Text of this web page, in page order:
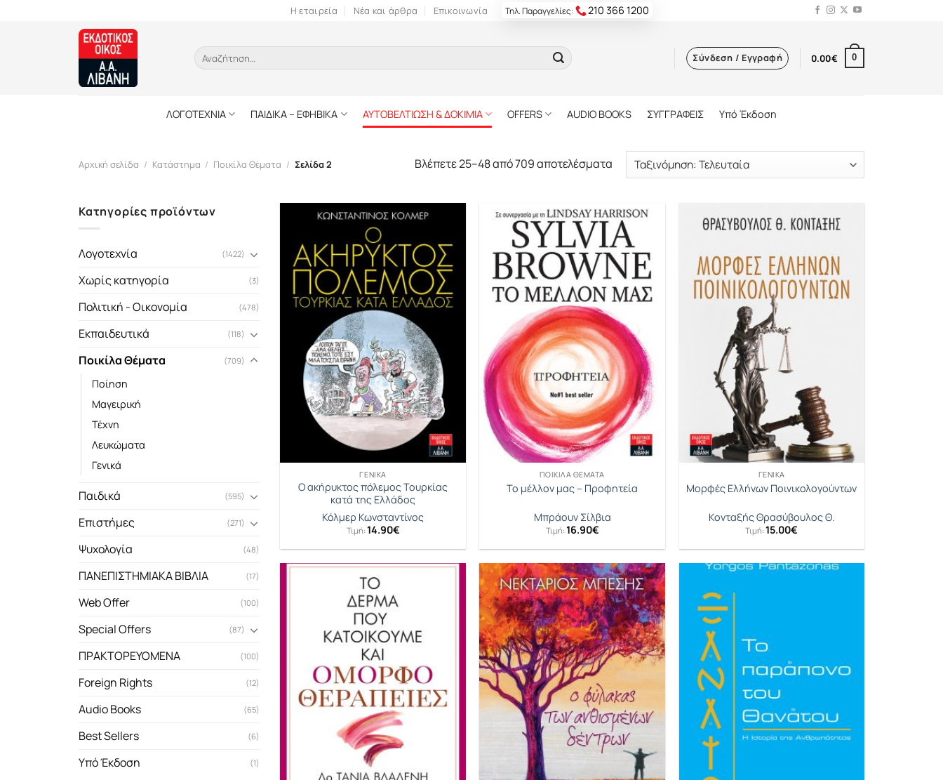
Η εταιρεία Νέα και άρθρα Επικοινωνία Τηλ. Παραγγελίες: 210 366 1200
Αναζήτηση
για:
Σύνδεση / Εγγραφή 0.00€ 0
ΛΟΓΟΤΕΧΝΙΑ ΠΑΙΔΙΚΑ – ΕΦΗΒΙΚΑ ΑΥΤΟΒΕΛΤΙΩΣΗ & ΔΟΚΙΜΙΑ OFFERS AUDIO BOOKS ΣΥΓΓΡΑΦΕΙΣ Υπό Έκδοση
Αρχική σελίδα / Κατάστημα / Ποικίλα Θέματα / Σελίδα 2 Βλέπετε 25–48 από 709 αποτελέσματα
Κατηγορίες προϊόντων
Λογοτεχνία (1422)
Χωρίς κατηγορία (3)
Πολιτική - Οικονομία (478)
Εκπαιδευτικά (118)
Ποικίλα Θέματα (709)
Ποίηση
Μαγειρική
Τέχνη
Λευκώματα
Γενικά
Παιδικά (595)
Επιστήμες (271)
Ψυχολογία (48)
ΠΑΝΕΠΙΣΤΗΜΙΑΚΑ ΒΙΒΛΙΑ (17)
Web Offer (100)
Special Offers (87)
ΠΡΑΚΤΟΡΕΥΟΜΕΝΑ (100)
Foreign Rights (12)
Audio Books (65)
Best Sellers (6)
Υπό Έκδοση (1)
ΓΕΝΙΚΆ
Ο ακήρυκτος πόλεμος Τουρκίας
κατά της Ελλάδος
Κόλμερ Κωνσταντίνος
Τιμή:14.90€
ΠΟΙΚΊΛΑ ΘΈΜΑΤΑ
Το μέλλον μας – Προφητεία
Μπράουν Σίλβια
Τιμή:16.90€
ΓΕΝΙΚΆ
Μορφές Ελλήνων Ποινικολογούντων
Κονταξής Θρασύβουλος Θ.
Τιμή:15.00€